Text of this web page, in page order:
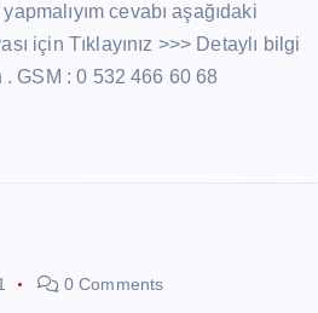
cevabı aşağıdaki
için Tıklayınız >>> Detaylı bilgi
GSM : 0 532 466 60 68
0 Comments